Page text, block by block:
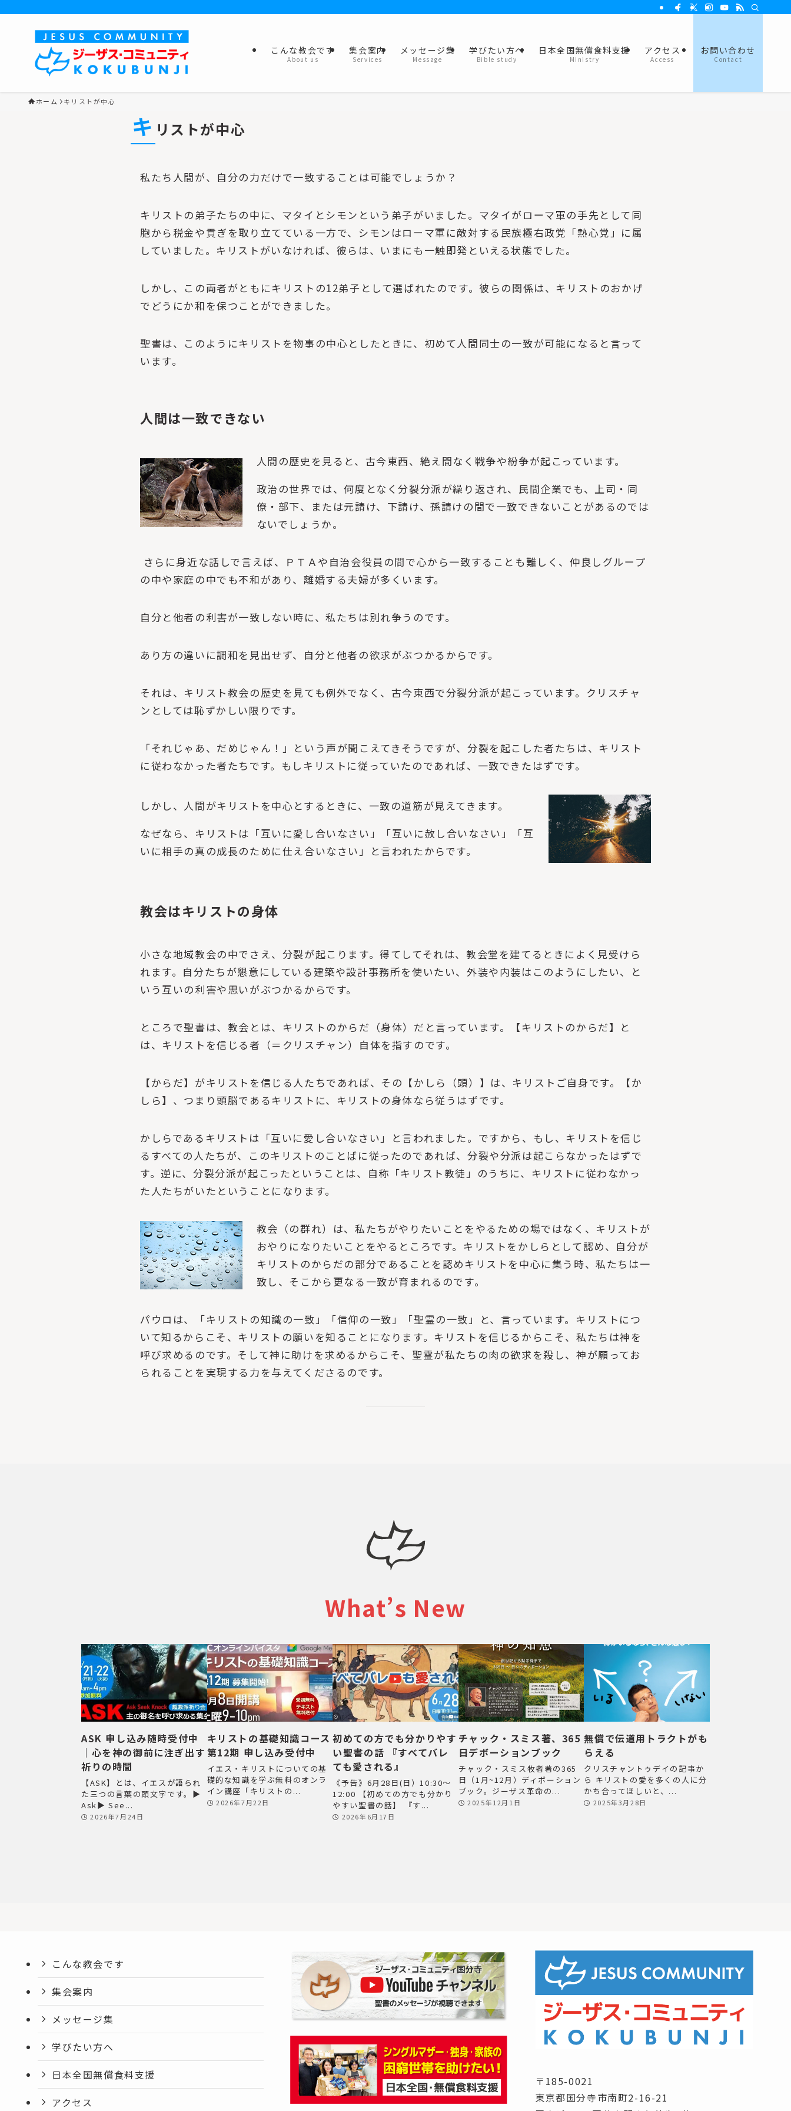
こんな教会です
About us
集会案内
Services
メッセージ集
Message
学びたい方へ
Bible study
日本全国無償食料支援
Ministry
アクセス
Access
お問い合わせ
Contact
ホーム キリストが中心
キ リストが中心
私たち人間が、自分の力だけで一致することは可能でしょうか？
キリストの弟子たちの中に、マタイとシモンという弟子がいました。マタイがローマ軍の手先として同
胞から税金や貢ぎを取り立てている一方で、シモンはローマ軍に敵対する民族極右政党「熱心党」に属
していました。キリストがいなければ、彼らは、いまにも一触即発といえる状態でした。
しかし、この両者がともにキリストの12弟子として選ばれたのです。彼らの関係は、キリストのおかげ
でどうにか和を保つことができました。
聖書は、このようにキリストを物事の中心としたときに、初めて人間同士の一致が可能になると言って
います。
人間は一致できない
人間の歴史を見ると、古今東西、絶え間なく戦争や紛争が起こっています。
政治の世界では、何度となく分裂分派が繰り返され、民間企業でも、上司・同
僚・部下、または元請け、下請け、孫請けの間で一致できないことがあるのでは
ないでしょうか。
さらに身近な話しで言えば、ＰＴＡや自治会役員の間で心から一致することも難しく、仲良しグループ
の中や家庭の中でも不和があり、離婚する夫婦が多くいます。
自分と他者の利害が一致しない時に、私たちは別れ争うのです。
あり方の違いに調和を見出せず、自分と他者の欲求がぶつかるからです。
それは、キリスト教会の歴史を見ても例外でなく、古今東西で分裂分派が起こっています。クリスチャ
ンとしては恥ずかしい限りです。
「それじゃあ、だめじゃん！」という声が聞こえてきそうですが、分裂を起こした者たちは、キリスト
に従わなかった者たちです。もしキリストに従っていたのであれば、一致できたはずです。
しかし、人間がキリストを中心とするときに、一致の道筋が見えてきます。
なぜなら、キリストは「互いに愛し合いなさい」「互いに赦し合いなさい」「互
いに相手の真の成長のために仕え合いなさい」と言われたからです。
教会はキリストの身体
小さな地域教会の中でさえ、分裂が起こります。得てしてそれは、教会堂を建てるときによく見受けら
れます。自分たちが懇意にしている建築や設計事務所を使いたい、外装や内装はこのようにしたい、と
いう互いの利害や思いがぶつかるからです。
ところで聖書は、教会とは、キリストのからだ（身体）だと言っています。【キリストのからだ】と
は、キリストを信じる者（＝クリスチャン）自体を指すのです。
【からだ】がキリストを信じる人たちであれば、その【かしら（頭）】は、キリストご自身です。【か
しら】、つまり頭脳であるキリストに、キリストの身体なら従うはずです。
かしらであるキリストは「互いに愛し合いなさい」と言われました。ですから、もし、キリストを信じ
るすべての人たちが、このキリストのことばに従ったのであれば、分裂や分派は起こらなかったはずで
す。逆に、分裂分派が起こったということは、自称「キリスト教徒」のうちに、キリストに従わなかっ
た人たちがいたということになります。
教会（の群れ）は、私たちがやりたいことをやるための場ではなく、キリストが
おやりになりたいことをやるところです。キリストをかしらとして認め、自分が
キリストのからだの部分であることを認めキリストを中心に集う時、私たちは一
致し、そこから更なる一致が育まれるのです。
パウロは、「キリストの知識の一致」「信仰の一致」「聖霊の一致」と、言っています。キリストにつ
いて知るからこそ、キリストの願いを知ることになります。キリストを信じるからこそ、私たちは神を
呼び求めるのです。そして神に助けを求めるからこそ、聖霊が私たちの肉の欲求を殺し、神が願ってお
られることを実現する力を与えてくださるのです。
What’s New
ASK 申し込み随時受付中
｜心を神の御前に注ぎ出す
祈りの時間
【ASK】とは、イエスが語られ
た三つの言葉の頭文字です。▶
Ask▶ See...
2026年7月24日
キリストの基礎知識コース
第12期 申し込み受付中
イエス・キリストについての基
礎的な知識を学ぶ無料のオンラ
イン講座「キリストの...
2026年7月22日
初めての方でも分かりやす
い聖書の話 『すべてバレ
ても愛される』
《予告》6月28日(日）10:30～
12:00 【初めての方でも分かり
やすい聖書の話】 『す...
2026年6月17日
チャック・スミス著、365
日デボーションブック
チャック・スミス牧者著の365
日（1月~12月）ディボーション
ブック。ジーザス革命の...
2025年12月1日
無償で伝道用トラクトがも
らえる
クリスチャントゥデイの記事か
ら キリストの愛を多くの人に分
かち合ってほしいと、...
2025年3月28日
こんな教会です
集会案内
メッセージ集
学びたい方へ
日本全国無償食料支援
アクセス
〒185-0021
東京都国分寺市南町2-16-21